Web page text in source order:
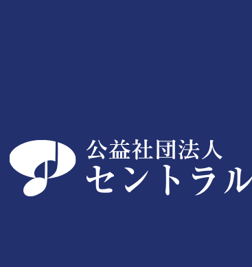
公益社団法人 セントラル愛知交響楽団
公益社団法人 セントラル愛知交響楽団は地域に根ざした音楽文化
www.caso.jp